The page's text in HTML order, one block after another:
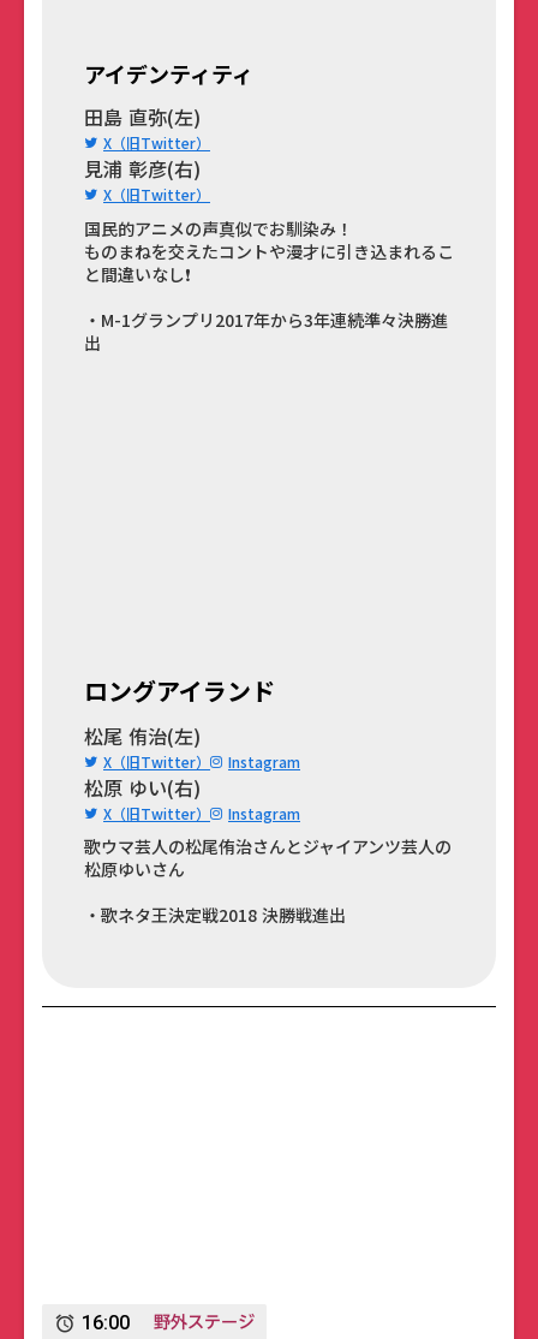
アイデンティティ
田島 直弥(左)
X（旧Twitter）
見浦 彰彦(右)
X（旧Twitter）
国民的アニメの声真似でお馴染み！
ものまねを交えたコントや漫才に引き込まれるこ
と間違いなし❗️
・M-1グランプリ2017年から3年連続準々決勝進
出
ロングアイランド
松尾 侑治(左)
X（旧Twitter） Instagram
松原 ゆい(右)
X（旧Twitter） Instagram
歌ウマ芸人の松尾侑治さんとジャイアンツ芸人の
松原ゆいさん
・歌ネタ王決定戦2018 決勝戦進出
alarm 16:00 野外ステージ